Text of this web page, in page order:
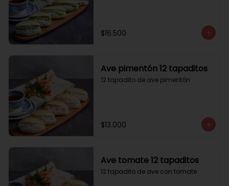
$16.500
Ave pimentón 12 tapaditos
12 tapadito de ave pimentón
$13.000
Ave tomate 12 tapaditos
12 tapadito de ave con tomate